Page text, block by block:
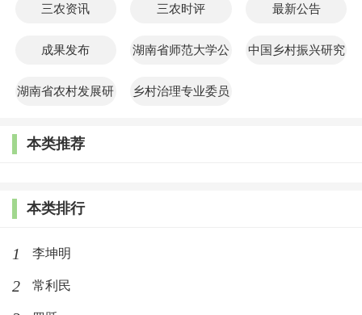
三农资讯 三农时评 最新公告
成果发布 湖南省师范大学公 中国乡村振兴研究
湖南省农村发展研
乡村治理专业委员
本类推荐
本类排行
1 李坤明
2 常利民